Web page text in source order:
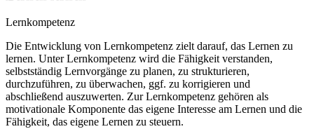
Lernkompetenz
Die Entwicklung von Lernkompetenz zielt darauf, das Lernen zu
lernen. Unter Lernkompetenz wird die Fähigkeit verstanden,
selbstständig Lernvorgänge zu planen, zu strukturieren,
durchzuführen, zu überwachen, ggf. zu korrigieren und
abschließend auszuwerten. Zur Lernkompetenz gehören als
motivationale Komponente das eigene Interesse am Lernen und die
Fähigkeit, das eigene Lernen zu steuern.